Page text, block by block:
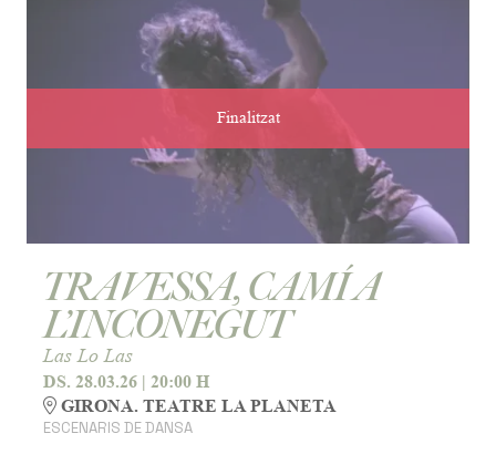
Finalitzat
TRAVESSA, CAMÍ A
L’INCONEGUT
Las Lo Las
DS. 28.03.26 | 20:00 H
GIRONA. TEATRE LA PLANETA
ESCENARIS DE DANSA